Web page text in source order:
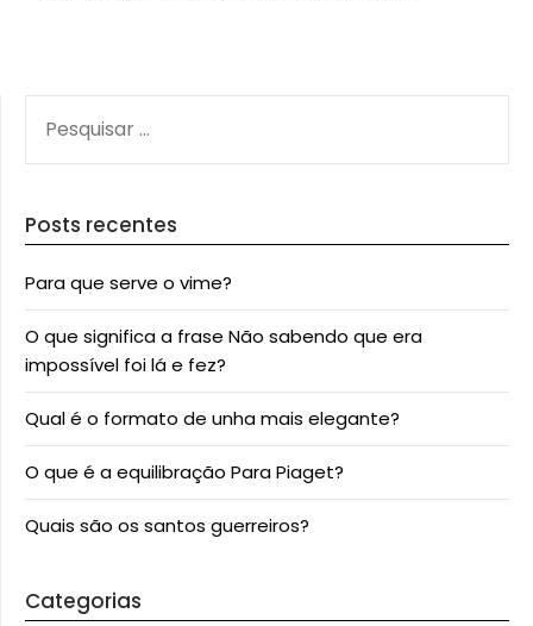
POR:
Posts recentes
Para que serve o vime?
O que significa a frase Não sabendo que era
impossível foi lá e fez?
Qual é o formato de unha mais elegante?
O que é a equilibração Para Piaget?
Quais são os santos guerreiros?
Categorias